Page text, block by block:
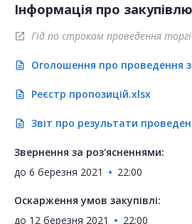
Інформація про закупівлю
open_in_new Гід по строкам проведення
description Оголошення про проведення
description Реєстр пропозицій.xlsx
description Звіт про результати
Звернення за роз'ясненнями:
до 6 березня 2021 22:00
Оскарження умов закупівлі:
до 12 березня 2021 22:00